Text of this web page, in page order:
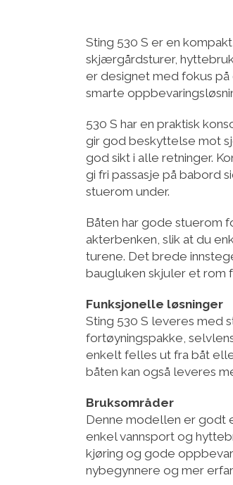
Sting 530 S er en
skjærgårdsturer,
er designet med fokus
smarte
530 S har en praktisk
gir god beskyttelse mot
god sikt i alle retninger.
gi fri passasje på babord
stuerom under.
Båten har gode stuerom
akterbenken, slik at du
turene. Det brede
baugluken skjuler et rom
Funksjonelle løsninger
Sting 530 S leveres med
fortøyningspakke,
enkelt felles ut fra båt
båten kan også leveres
Bruksområder
Denne modellen er godt
enkel vannsport og
kjøring og gode
nybegynnere og mer